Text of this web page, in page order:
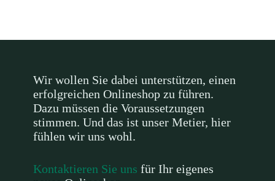
Wir wollen Sie dabei unterstützen, einen
erfolgreichen Onlineshop zu führen.
Dazu müssen die Voraussetzungen
stimmen. Und das ist unser Metier, hier
fühlen wir uns wohl.
Kontaktieren Sie uns für Ihr eigenes